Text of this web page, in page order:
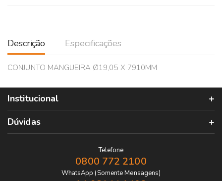
Descrição Especificações
CONJUNTO MANGUEIRA Ø19,05 X 7910MM
Institucional
Dúvidas
Telefone
0800 772 2100
WhatsApp (Somente Mensagens)